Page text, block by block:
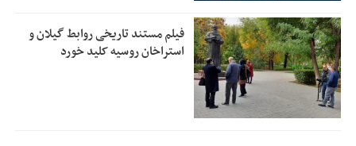
فیلم مستند تاریخی روابط گیلان و
استراخان روسیه کلید خورد